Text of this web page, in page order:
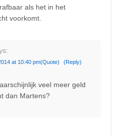
als het in het
voorkomt.
at 10:40 pm(Quote) (Reply)
veel meer geld
dan Martens?